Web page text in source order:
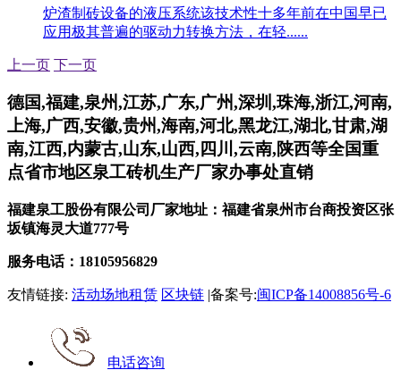
炉渣制砖设备的液压系统该技术性十多年前在中国早已
应用极其普遍的驱动力转换方法，在轻......
上一页 下一页
德国,福建,泉州,江苏,广东,广州,深圳,珠海,浙江,河南,
上海,广西,安徽,贵州,海南,河北,黑龙江,湖北,甘肃,湖
南,江西,内蒙古,山东,山西,四川,云南,陕西等全国重
点省市地区泉工砖机生产厂家办事处直销
福建泉工股份有限公司厂家地址：福建省泉州市台商投资区张
坂镇海灵大道777号
服务电话：18105956829
友情链接: 活动场地租赁 区块链 |备案号:闽ICP备14008856号-6
电话咨询